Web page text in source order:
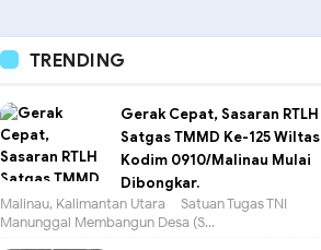
TRENDING
Gerak Cepat, Sasaran RTLH
Satgas TMMD Ke-125 Wiltas
Kodim 0910/Malinau Mulai
Dibongkar.
Malinau, Kalimantan Utara – Satuan Tugas TNI
Manunggal Membangun Desa (S...